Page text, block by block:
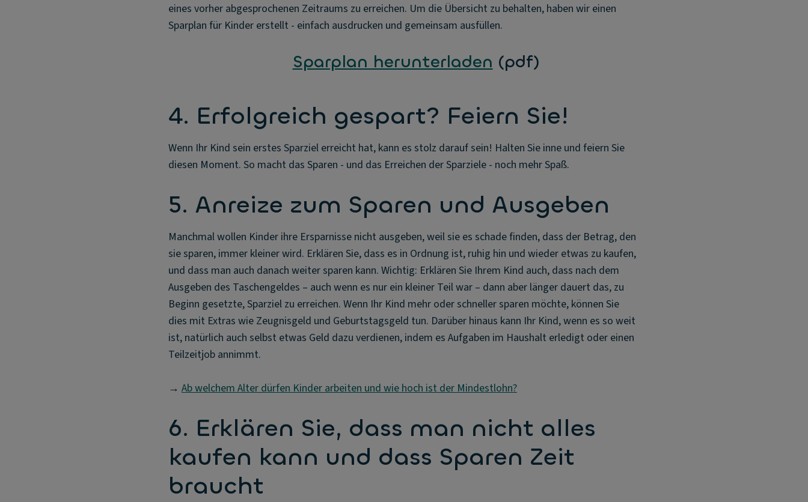
eines vorher abgesprochenen Zeitraums zu erreichen. Um die Übersicht zu behalten, haben wir einen
Sparplan für Kinder erstellt - einfach ausdrucken und gemeinsam ausfüllen.
Sparplan herunterladen (pdf)
4. Erfolgreich gespart? Feiern Sie!
Wenn Ihr Kind sein erstes Sparziel erreicht hat, kann es stolz darauf sein! Halten Sie inne und feiern Sie
diesen Moment. So macht das Sparen - und das Erreichen der Sparziele - noch mehr Spaß.
5. Anreize zum Sparen und Ausgeben
Manchmal wollen Kinder ihre Ersparnisse nicht ausgeben, weil sie es schade finden, dass der Betrag, den
sie sparen, immer kleiner wird. Erklären Sie, dass es in Ordnung ist, ruhig hin und wieder etwas zu kaufen,
und dass man auch danach weiter sparen kann. Wichtig: Erklären Sie Ihrem Kind auch, dass nach dem
Ausgeben des Taschengeldes – auch wenn es nur ein kleiner Teil war – dann aber länger dauert das, zu
Beginn gesetzte, Sparziel zu erreichen. Wenn Ihr Kind mehr oder schneller sparen möchte, können Sie
dies mit Extras wie Zeugnisgeld und Geburtstagsgeld tun. Darüber hinaus kann Ihr Kind, wenn es so weit
ist, natürlich auch selbst etwas Geld dazu verdienen, indem es Aufgaben im Haushalt erledigt oder einen
Teilzeitjob annimmt.
→ Ab welchem Alter dürfen Kinder arbeiten und wie hoch ist der Mindestlohn?
6. Erklären Sie, dass man nicht alles
kaufen kann und dass Sparen Zeit
braucht